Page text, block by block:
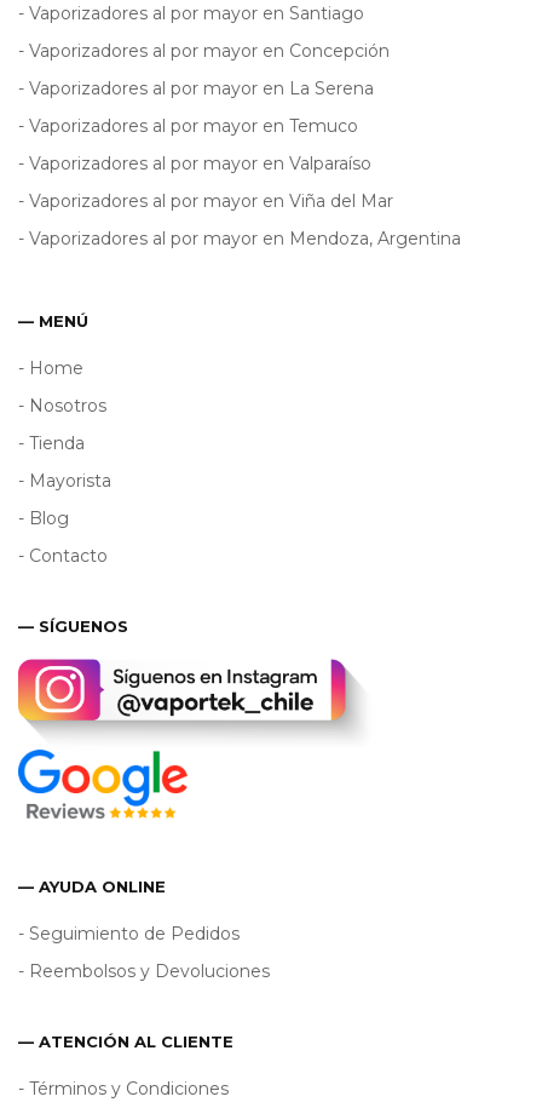
- Vaporizadores al por mayor en Santiago
- Vaporizadores al por mayor en Concepción
- Vaporizadores al por mayor en La Serena
- Vaporizadores al por mayor en Temuco
- Vaporizadores al por mayor en Valparaíso
- Vaporizadores al por mayor en Viña del Mar
- Vaporizadores al por mayor en Mendoza, Argentina
— MENÚ
- Home
- Nosotros
- Tienda
- Mayorista
- Blog
- Contacto
— SÍGUENOS
— AYUDA ONLINE
- Seguimiento de Pedidos
- Reembolsos y Devoluciones
— ATENCIÓN AL CLIENTE
- Términos y Condiciones